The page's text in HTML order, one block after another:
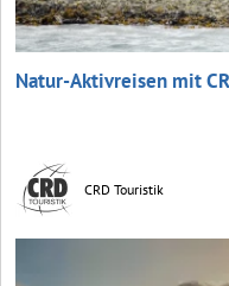
Natur-Aktivreisen mit
CRD Touristik